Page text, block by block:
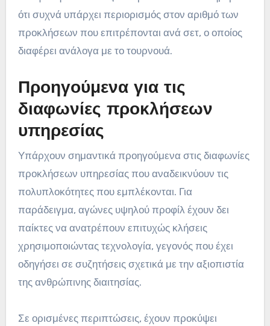
ότι συχνά υπάρχει περιορισμός στον αριθμό των
προκλήσεων που επιτρέπονται ανά σετ, ο οποίος
διαφέρει ανάλογα με το τουρνουά.
Προηγούμενα για τις
διαφωνίες προκλήσεων
υπηρεσίας
Υπάρχουν σημαντικά προηγούμενα στις διαφωνίες
προκλήσεων υπηρεσίας που αναδεικνύουν τις
πολυπλοκότητες που εμπλέκονται. Για
παράδειγμα, αγώνες υψηλού προφίλ έχουν δει
παίκτες να ανατρέπουν επιτυχώς κλήσεις
χρησιμοποιώντας τεχνολογία, γεγονός που έχει
οδηγήσει σε συζητήσεις σχετικά με την αξιοπιστία
της ανθρώπινης διαιτησίας.
Σε ορισμένες περιπτώσεις, έχουν προκύψει